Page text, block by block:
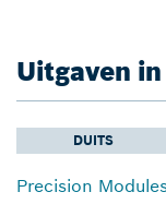
Uitgaven
DUITS
Precision